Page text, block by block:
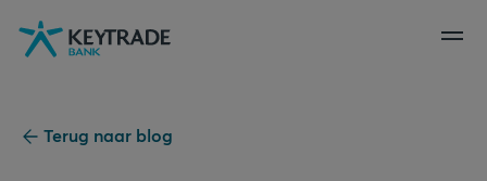
Naar
navigatie
Naar
aanmelden
Naar
inhoud
Terug naar blog